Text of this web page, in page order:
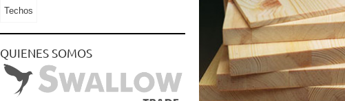
Techos
QUIENES SOMOS